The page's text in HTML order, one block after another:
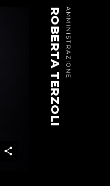
AMMINISTRAZIONE
ROBERTA TERZOLI